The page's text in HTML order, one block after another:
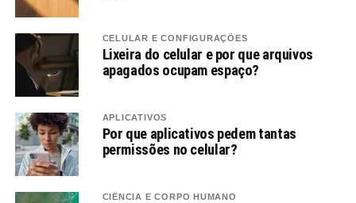
CELULAR E CONFIGURAÇÕES
Lixeira do celular e por que arquivos
apagados ocupam espaço?
APLICATIVOS
Por que aplicativos pedem tantas
permissões no celular?
CIÊNCIA E CORPO HUMANO